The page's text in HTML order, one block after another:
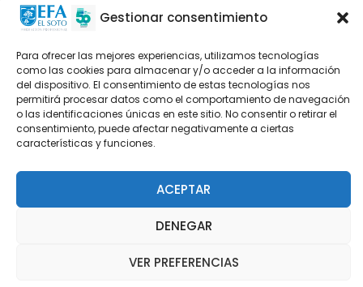
Gestionar consentimiento
Para ofrecer las mejores experiencias, utilizamos tecnologías
como las cookies para almacenar y/o acceder a la información
del dispositivo. El consentimiento de estas tecnologías nos
permitirá procesar datos como el comportamiento de navegación
o las identificaciones únicas en este sitio. No consentir o retirar el
consentimiento, puede afectar negativamente a ciertas
características y funciones.
ACEPTAR
DENEGAR
VER PREFERENCIAS
Descargas
Acceso Cursos UNIR
Teléfono
Teléfono: (+34) 958 455 085
Teléfono: (+34) 618 370 813